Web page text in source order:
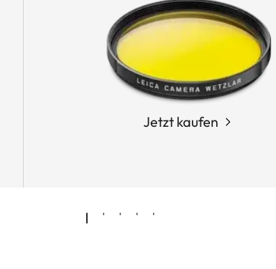
Jetzt kaufen